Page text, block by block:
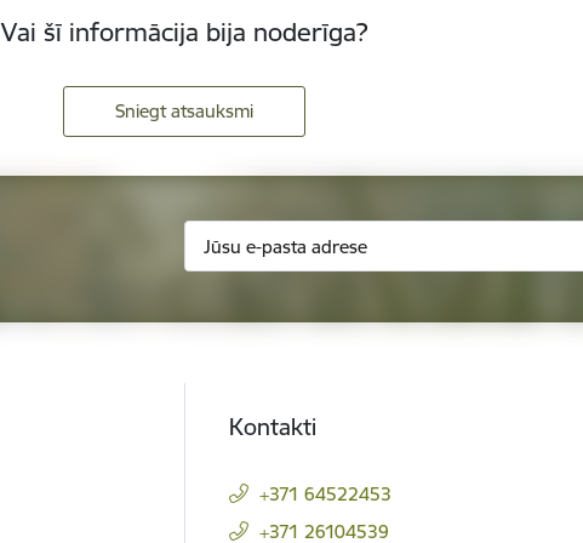
Vai šī informācija bija noderīga?
Sniegt atsauksmi
Kontakti
+371 64522453
+371 26104539